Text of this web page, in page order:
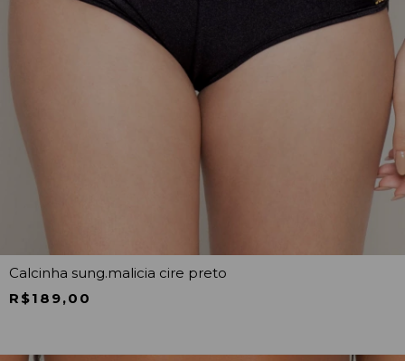
Calcinha sung.malicia cire preto
R$189,00